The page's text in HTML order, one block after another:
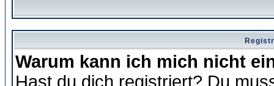
Warum kann ich mich nicht
Hast du dich registriert? Du